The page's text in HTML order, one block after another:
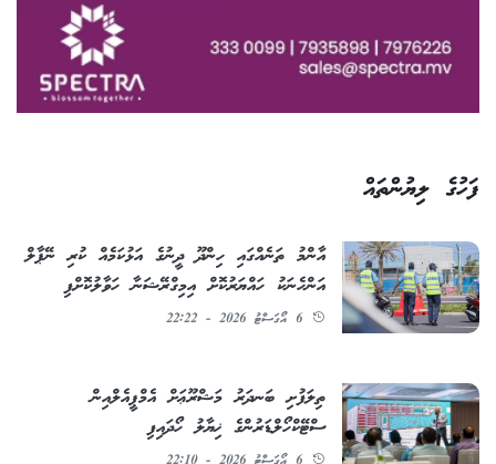
ފަހުގެ ލިޔުންތައް
އާންމު ތަނެއްގައި ހިންދޫ ދީނުގެ އަޅުކަމެއް ކުރި ނޭޕާލް
އަންހެނަކު ހައްޔަރުކޮށް އިމިގްރޭޝަނާ ހަވާލުކޮށްފި
6 އޯގަސްޓު 2026 - 22:22
ތިލަފުށި ބަނދަރު މަޝްރޫޢަށް އެމްޕީއެލްއިން
ސްޓޭކްހޯލްޑަރުންގެ ޚިޔާލު ހޯދައިފި